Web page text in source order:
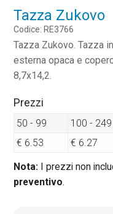
Tazza Zukovo
Codice: RE3766
Tazza Zukovo. Tazza
esterna opaca e
8,7x14,2.
Prezzi
50 - 99 100 - 249
€ 6.53
€ 6.27
Nota: I prezzi non
preventivo.